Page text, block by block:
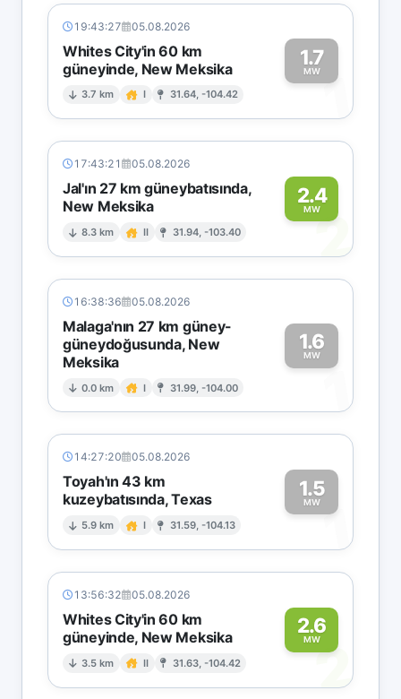
19:43:27 05.08.2026
Whites City'in 60 km
güneyinde, New Meksika
3.7 km I 31.64, -104.42
1.7
MW1
17:43:21 05.08.2026
Jal'ın 27 km güneybatısında,
New Meksika
8.3 km II 31.94, -103.40
2.4
MW2
16:38:36 05.08.2026
Malaga'nın 27 km güney-
güneydoğusunda, New
Meksika
0.0 km I 31.99, -104.00
1.6
MW
1
14:27:20 05.08.2026
Toyah'ın 43 km
kuzeybatısında, Texas
5.9 km I 31.59, -104.13
1.5
MW1
13:56:32 05.08.2026
Whites City'in 60 km
güneyinde, New Meksika
3.5 km II 31.63, -104.42
2.6
MW2